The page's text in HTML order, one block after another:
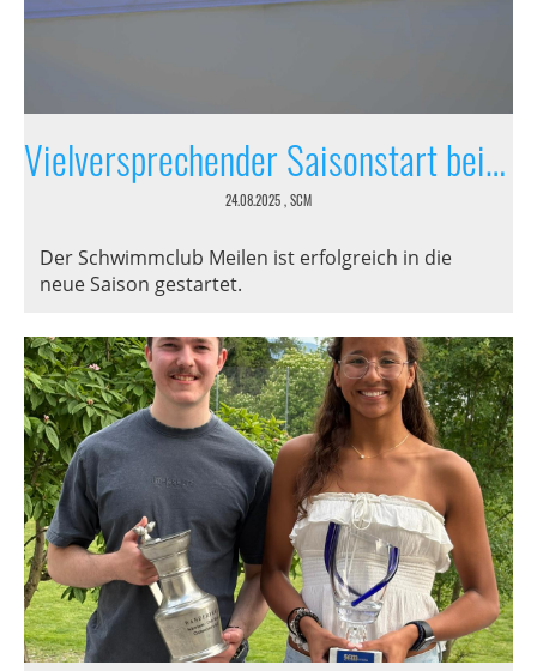
Vielversprechender Saisonstart beim Schwimmclub Meilen
24.08.2025, SCM
Der Schwimmclub Meilen ist erfolgreich in die
neue Saison gestartet.